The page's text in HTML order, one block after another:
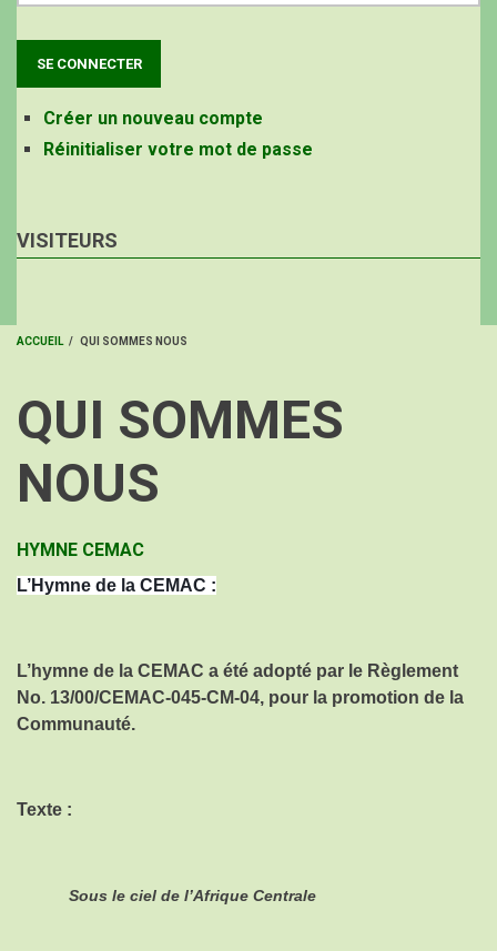
Créer un nouveau compte
Réinitialiser votre mot de passe
VISITEURS
D'ARIANE
ACCUEIL / QUI SOMMES NOUS
QUI SOMMES
NOUS
HYMNE CEMAC
L’Hymne de la CEMAC :
L’hymne de la CEMAC a été adopté par le Règlement
No. 13/00/CEMAC-045-CM-04, pour la promotion de la
Communauté.
Texte :
Sous le ciel de l’Afrique Centrale